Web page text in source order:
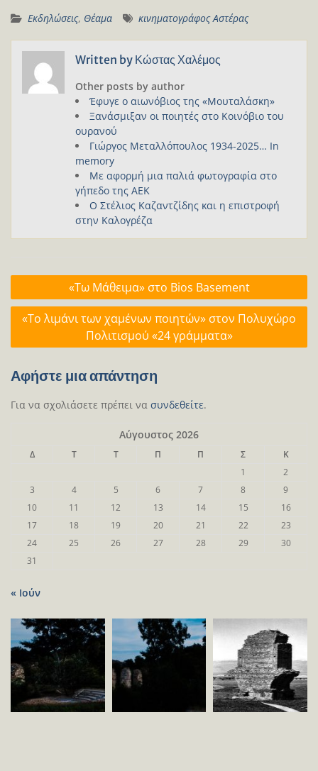
Εκδηλώσεις, Θέαμα κινηματογράφος Αστέρας
Written by Κώστας Χαλέμος
Other posts by author
Έφυγε ο αιωνόβιος της «Μουταλάσκη»
Ξανάσμιξαν οι ποιητές στο Κοινόβιο του
ουρανού
Γιώργος Μεταλλόπουλος 1934-2025… In
memory
Με αφορμή μια παλιά φωτογραφία στο
γήπεδο της ΑΕΚ
Ο Στέλιος Καζαντζίδης και η επιστροφή
στην Καλογρέζα
Πλοήγηση
άρθρων
«Τω Μάθειμα» στο Bios Basement
«Το λιμάνι των χαμένων ποιητών» στον Πολυχώρο
Πολιτισμού «24 γράμματα»
Αφήστε μια απάντηση
Για να σχολιάσετε πρέπει να συνδεθείτε.
Αύγουστος 2026
Δ Τ Τ Π Π Σ
Κ
1
2
3
4 5 6 7 8
9
10
11 12 13 14 15
16
17
18 19 20 21 22
23
24
25 26 27 28 29
30
31
« Ιούν